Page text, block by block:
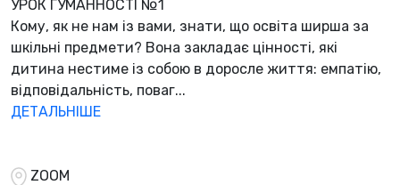
УРОК ГУМАННОСТІ №1
Кому, як не нам із вами, знати, що освіта ширша за
шкільні предмети? Вона закладає цінності, які
дитина нестиме із собою в доросле життя: емпатію,
відповідальність, поваг...
ДЕТАЛЬНІШЕ
ZOOM